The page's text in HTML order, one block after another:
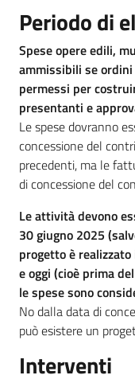
Periodo di
Spese opere edili,
ammissibili se
permessi per
presentanti e
Le spese dovranno
concessione del
precedenti, ma le
di concessione del
Le attività devono
30 giugno 2025
progetto è
e oggi (cioè prima
le spese sono
No dalla data di
può esistere un
Interventi